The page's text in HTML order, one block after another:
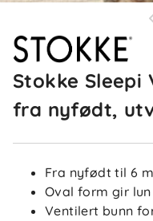
Stokke Sleepi
fra nyfødt,
Fra nyfødt til 6
Oval form gir
Ventilert bunn